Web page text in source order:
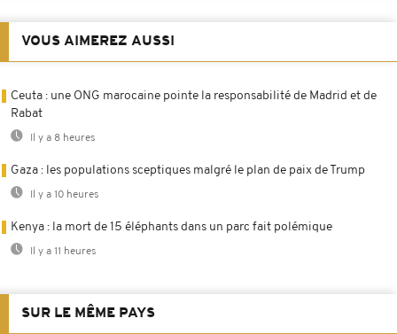
VOUS AIMEREZ AUSSI
Ceuta : une ONG marocaine pointe la responsabilité de Madrid et de
Rabat
Il y a 8 heures
Gaza : les populations sceptiques malgré le plan de paix de Trump
Il y a 10 heures
Kenya : la mort de 15 éléphants dans un parc fait polémique
Il y a 11 heures
SUR LE MÊME PAYS